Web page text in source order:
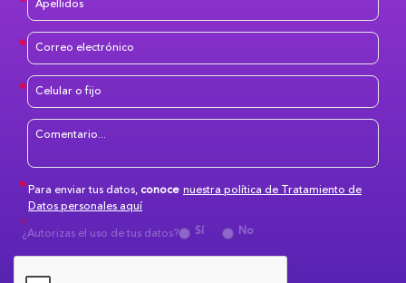
Para enviar tus datos,conoce nuestra política de Tratamiento de
Datos personales aquí
¿Autorizas el uso de tus datos?
Sí No